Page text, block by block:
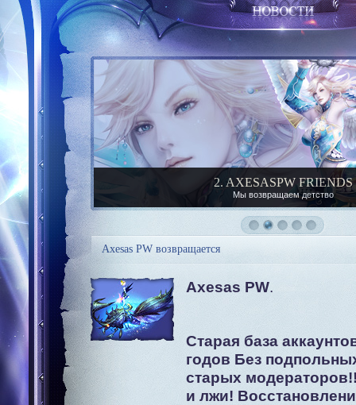
3. LAFNIANPW FRIENDS
Мы возвращаем детство
Axesas PW возвращается
Axesas PW.
Старая база
годов Без
старых
и лжи!